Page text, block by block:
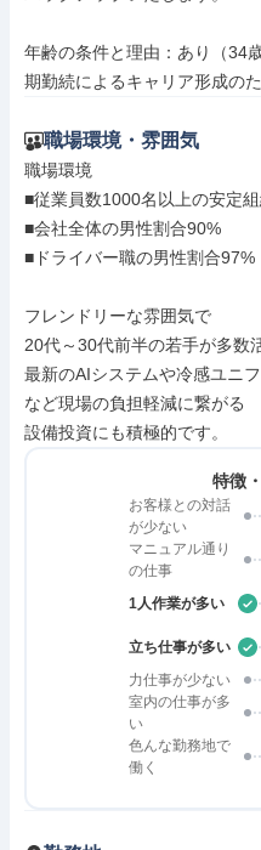
年齢の条件と理由：あり（34
期勤続によるキャリア形成のた
職場環境・雰囲気
職場環境
■従業員数1000名以上の安定
■会社全体の男性割合90%
■ドライバー職の男性割合97%
フレンドリーな雰囲気で
20代～30代前半の若手が多数
最新のAIシステムや冷感ユニ
など現場の負担軽減に繋がる
設備投資にも積極的です。
特徴
お客様との対話
が少ない
マニュアル通り
の仕事
1人作業が多い
立ち仕事が多い
力仕事が少ない
室内の仕事が多
い
色んな勤務地で
働く